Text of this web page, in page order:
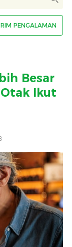
PENGALAMAN
Besar
Ikut